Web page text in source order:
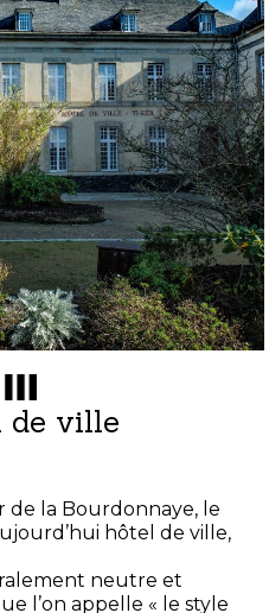
de ville
de la Bourdonnaye, le
hôtel de ville,
neutre et
l’on appelle « le style